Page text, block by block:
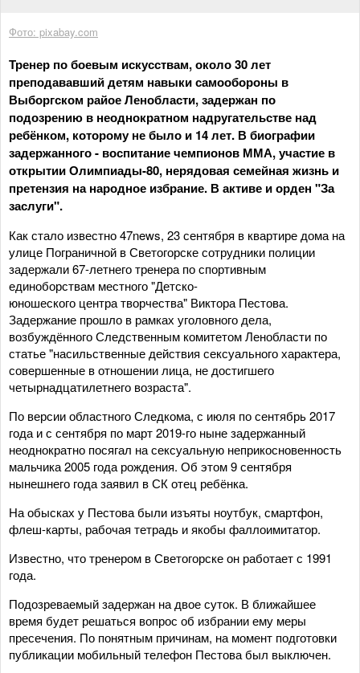
Фото: pixabay.com
Тренер по боевым искусствам, около 30 лет
преподававший детям навыки самообороны в
Выборгском райое Ленобласти, задержан по
подозрению в неоднократном надругательстве над
ребёнком, которому не было и 14 лет. В биографии
задержанного - воспитание чемпионов ММА, участие в
открытии Олимпиады-80, нерядовая семейная жизнь и
претензия на народное избрание. В активе и орден "За
заслуги".
Как стало известно 47news, 23 сентября в квартире дома на
улице Пограничной в Светогорске сотрудники полиции
задержали 67-летнего тренера по спортивным
единоборствам местного "Детско-
юношеского центра творчества" Виктора Пестова.
Задержание прошло в рамках уголовного дела,
возбуждённого Следственным комитетом Ленобласти по
статье "насильственные действия сексуального характера,
совершенные в отношении лица, не достигшего
четырнадцатилетнего возраста".
По версии областного Следкома, с июля по сентябрь 2017
года и с сентября по март 2019-го ныне задержанный
неоднократно посягал на сексуальную неприкосновенность
мальчика 2005 года рождения. Об этом 9 сентября
нынешнего года заявил в СК отец ребёнка.
На обысках у Пестова были изъяты ноутбук, смартфон,
флеш-карты, рабочая тетрадь и якобы фаллоимитатор.
Известно, что тренером в Светогорске он работает с 1991
года.
Подозреваемый задержан на двое суток. В ближайшее
время будет решаться вопрос об избрании ему меры
пресечения. По понятным причинам, на момент подготовки
публикации мобильный телефон Пестова был выключен.